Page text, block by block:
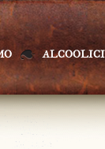
ALCOOLICI